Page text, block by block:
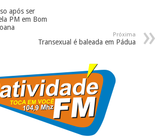
após ser
PM em Bom
Próxima
Transexual é baleada em Pádua